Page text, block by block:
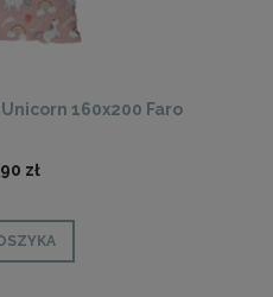
160x200 Faro
zł